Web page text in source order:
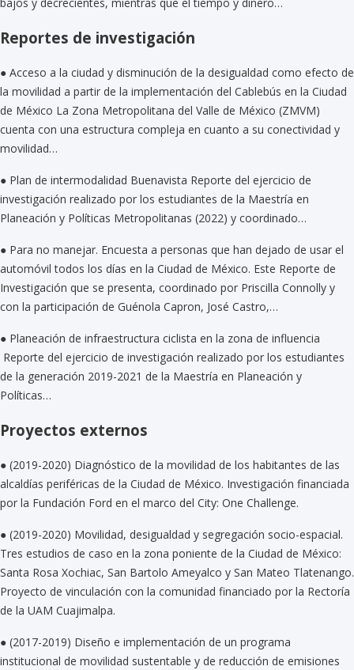
bajos y decrecientes, mientras que el tiempo y dinero…
Reportes de investigación
● Acceso a la ciudad y disminución de la desigualdad como efecto de
la movilidad a partir de la implementación del Cablebús en la Ciudad
de México La Zona Metropolitana del Valle de México (ZMVM)
cuenta con una estructura compleja en cuanto a su conectividad y
movilidad…
● Plan de intermodalidad Buenavista Reporte del ejercicio de
investigación realizado por los estudiantes de la Maestría en
Planeación y Políticas Metropolitanas (2022) y coordinado…
● Para no manejar. Encuesta a personas que han dejado de usar el
automóvil todos los días en la Ciudad de México. Este Reporte de
Investigación que se presenta, coordinado por Priscilla Connolly y
con la participación de Guénola Capron, José Castro,…
● Planeación de infraestructura ciclista en la zona de influencia
Reporte del ejercicio de investigación realizado por los estudiantes
de la generación 2019-2021 de la Maestría en Planeación y
Políticas…
Proyectos externos
● (2019-2020) Diagnóstico de la movilidad de los habitantes de las
alcaldías periféricas de la Ciudad de México. Investigación financiada
por la Fundación Ford en el marco del City: One Challenge.
● (2019-2020) Movilidad, desigualdad y segregación socio-espacial.
Tres estudios de caso en la zona poniente de la Ciudad de México:
Santa Rosa Xochiac, San Bartolo Ameyalco y San Mateo Tlatenango.
Proyecto de vinculación con la comunidad financiado por la Rectoría
de la UAM Cuajimalpa.
● (2017-2019) Diseño e implementación de un programa
institucional de movilidad sustentable y de reducción de emisiones